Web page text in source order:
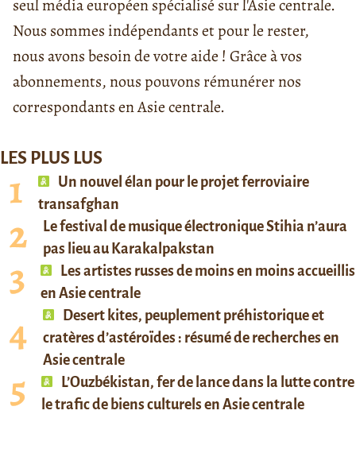
seul média européen spécialisé sur l'Asie centrale.
Nous sommes indépendants et pour le rester,
nous avons besoin de votre aide ! Grâce à vos
abonnements, nous pouvons rémunérer nos
correspondants en Asie centrale.
LES PLUS LUS
Un nouvel élan pour le projet ferroviaire
transafghan
Le festival de musique électronique Stihia n’aura
pas lieu au Karakalpakstan
Les artistes russes de moins en moins accueillis
en Asie centrale
Desert kites, peuplement préhistorique et
cratères d’astéroïdes : résumé de recherches en
Asie centrale
L’Ouzbékistan, fer de lance dans la lutte contre
le trafic de biens culturels en Asie centrale